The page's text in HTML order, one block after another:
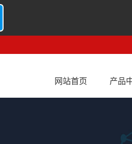
网站首页 产品